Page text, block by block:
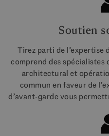
Soutien
Tirez parti de l’expertise
comprend des spécialistes
architectural et
commun en faveur de
d’avant-garde vous